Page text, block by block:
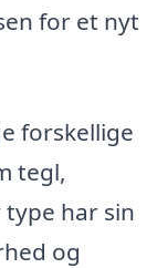
for et nyt
forskellige
tegl,
har sin
og